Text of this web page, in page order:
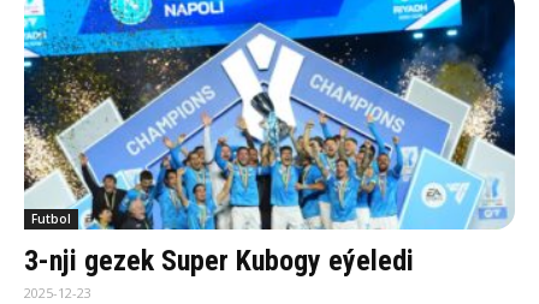
Futbol
3-nji gezek Super Kubogy eýeledi
2025-12-23